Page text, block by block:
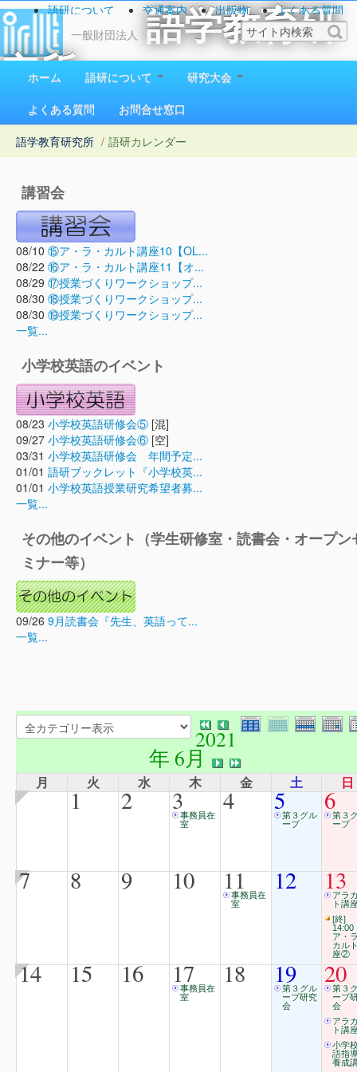
一般財団法人
語学教育研
究所
1923（大正12）年創立
語研について 交通案内 出版物
よくある質問
お問い合わせ
ホーム 語研について
研究大会
よくある質問
お問合せ窓口
語学教育研究所 / 語研カレンダー
講習会
08/10 ⑮ア・ラ・カルト講座10【OL...
08/22 ⑯ア・ラ・カルト講座11【オ...
08/29 ⑰授業づくりワークショップ...
08/30 ⑱授業づくりワークショップ...
08/30 ⑲授業づくりワークショップ...
一覧...
小学校英語のイベント
08/23 小学校英語研修会⑤ [混]
09/27 小学校英語研修会⑥ [空]
03/31 小学校英語研修会 年間予定...
01/01 語研ブックレット『小学校英...
01/01 小学校英語授業研究希望者募...
一覧...
その他のイベント（学生研修室・読書会・オープン
ミナー等）
09/26 9月読書会『先生、英語って...
一覧...
2021
年 6月
月 火 水 木 金 土 日
1 2 3事務員在
室
4 5第３グル
ープ
6第３
ープ
7 8 9 10 11
事務員在
室
12 13
アラ
ト講
[終]
14:00
ア・
カル
座②
14 15 16 17
事務員在
室
18 19
第３グル
ープ研究
会
20
第３
ープ
会
アラ
ト講
小学
語指
養成